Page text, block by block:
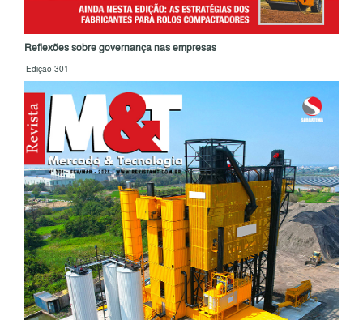
Reflexões sobre governança nas empresas
Edição 301